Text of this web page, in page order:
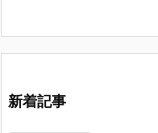
新着記事